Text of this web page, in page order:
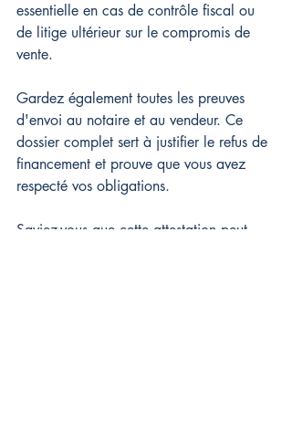
essentielle en cas de contrôle fiscal ou
de litige ultérieur sur le compromis de
vente.
Gardez également toutes les preuves
d'envoi au notaire et au vendeur. Ce
dossier complet sert à justifier le refus de
financement et prouve que vous avez
respecté vos obligations.
Saviez-vous que cette attestation peut